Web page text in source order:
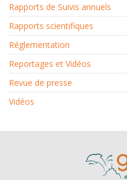
Rapports de Suivis annuels
Rapports scientifiques
Réglementation
Reportages et Vidéos
Revue de presse
Vidéos